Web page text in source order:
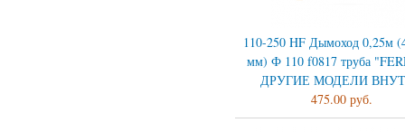
110-250 HF Дымоход 0,25м
мм) Ф 110 f0817 труба
ДРУГИЕ МОДЕЛИ
475.00 руб.